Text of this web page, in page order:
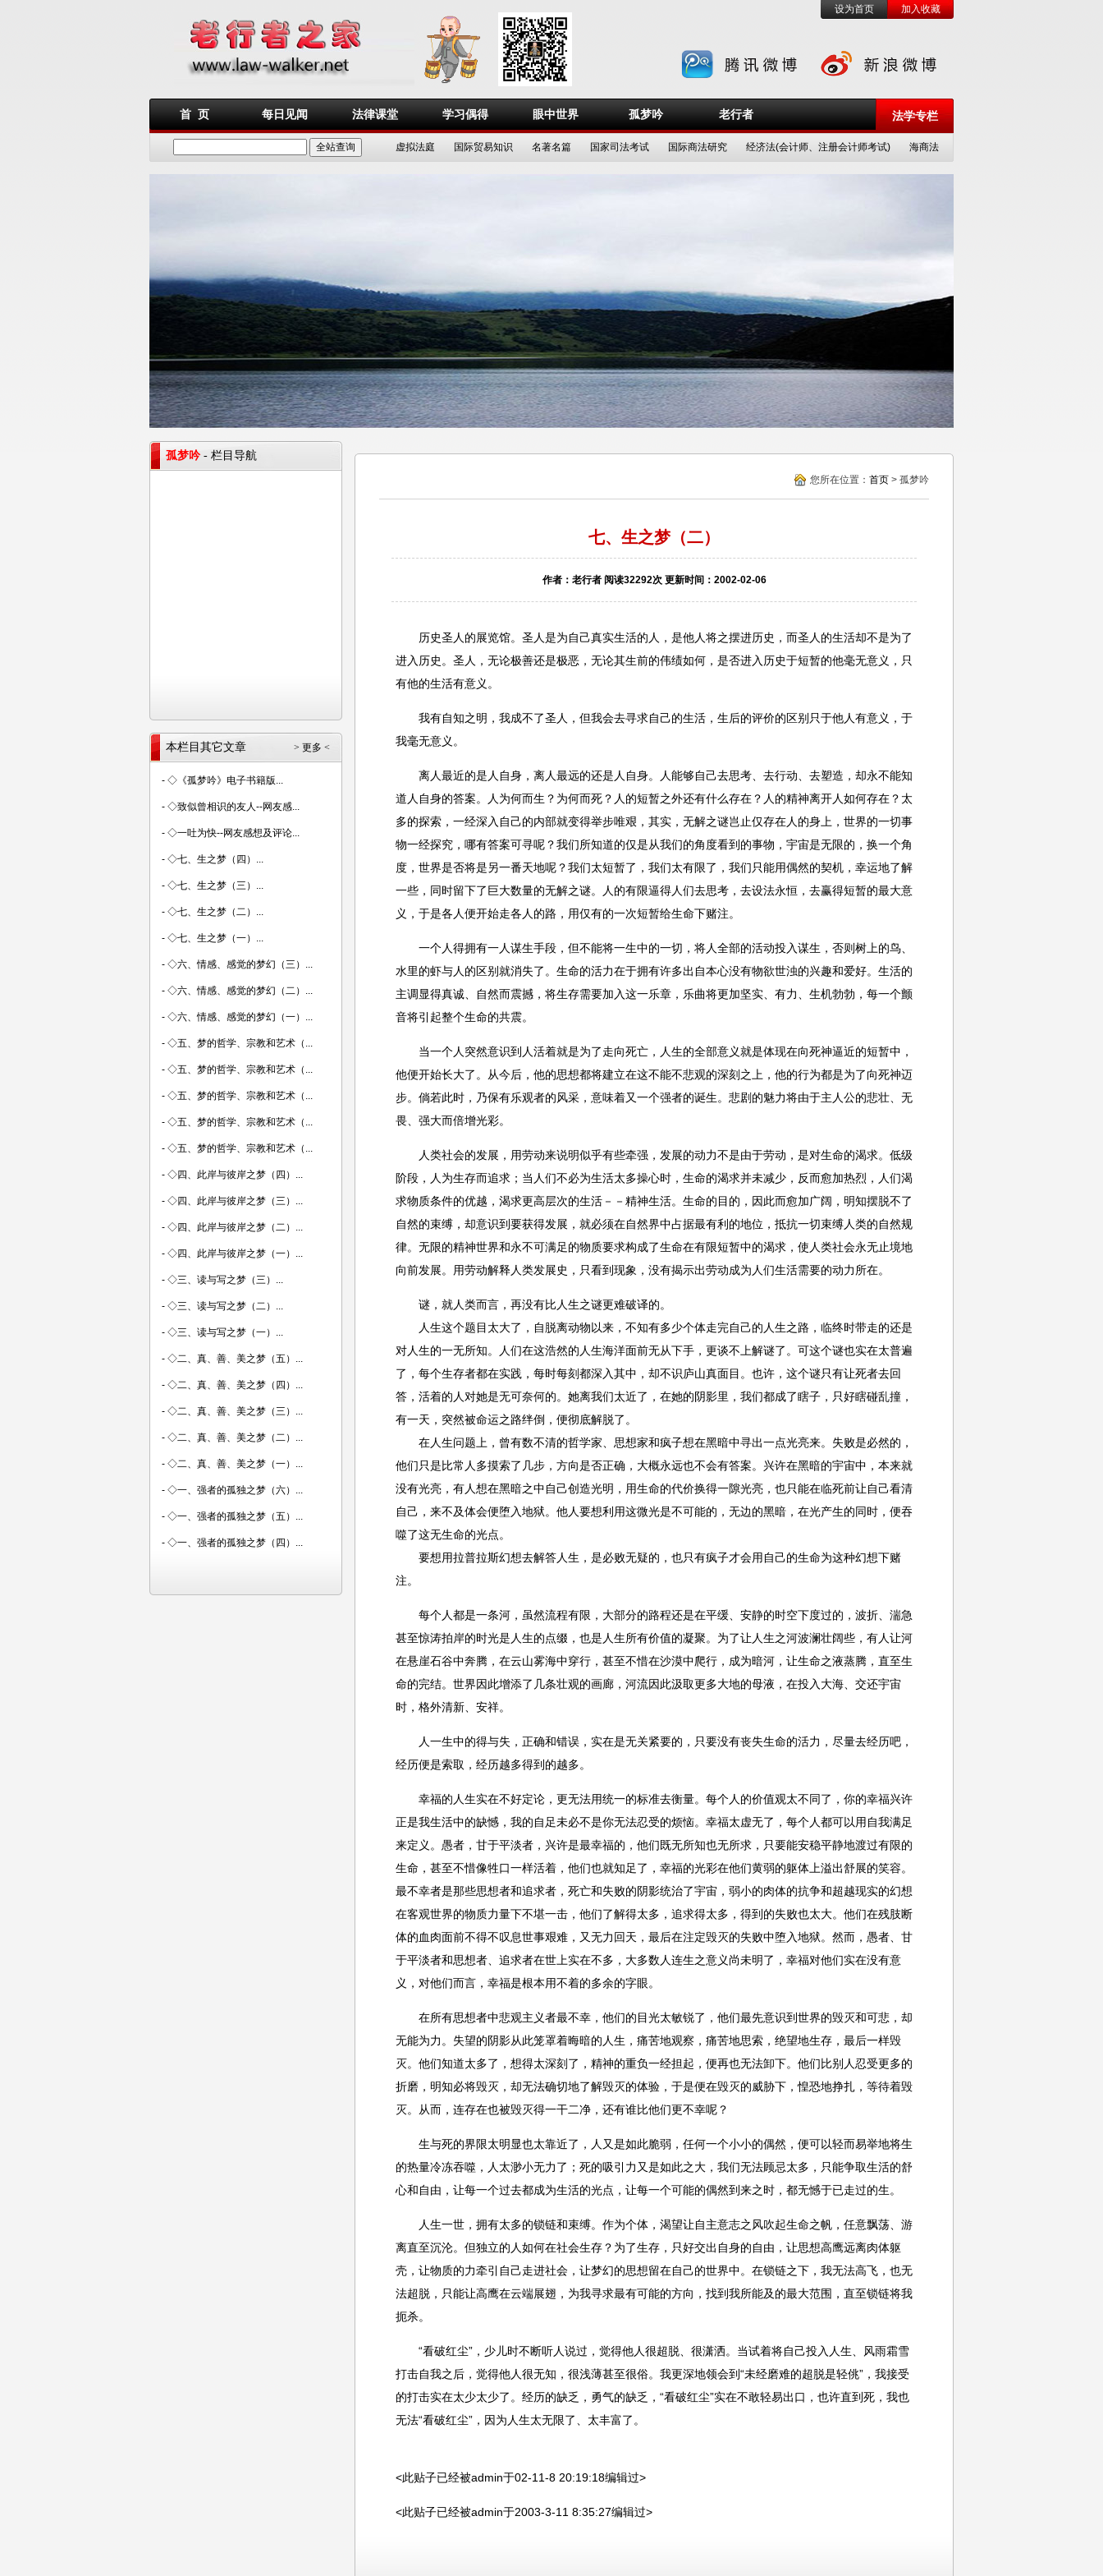
设为首页 加入收藏
首 页 每日见闻 法律课堂 学习偶得 眼中世界 孤梦吟 老行者 法学专栏
虚拟法庭 国际贸易知识 名著名篇 国家司法考试 国际商法研究 经济法(会计师、注册会计师考试) 海商法
您所在位置： 首页 > 孤梦吟
七、生之梦（二）
作者：老行者 阅读32292次 更新时间：2002-02-06
历史圣人的展览馆。圣人是为自己真实生活的人，是他人将之摆进历史，而圣人的生活却不是为了
进入历史。圣人，无论极善还是极恶，无论其生前的伟绩如何，是否进入历史于短暂的他毫无意义，只
有他的生活有意义。
我有自知之明，我成不了圣人，但我会去寻求自己的生活，生后的评价的区别只于他人有意义，于
我毫无意义。
离人最近的是人自身，离人最远的还是人自身。人能够自己去思考、去行动、去塑造，却永不能知
道人自身的答案。人为何而生？为何而死？人的短暂之外还有什么存在？人的精神离开人如何存在？太
多的探索，一经深入自己的内部就变得举步唯艰，其实，无解之谜岂止仅存在人的身上，世界的一切事
物一经探究，哪有答案可寻呢？我们所知道的仅是从我们的角度看到的事物，宇宙是无限的，换一个角
度，世界是否将是另一番天地呢？我们太短暂了，我们太有限了，我们只能用偶然的契机，幸运地了解
一些，同时留下了巨大数量的无解之谜。人的有限逼得人们去思考，去设法永恒，去赢得短暂的最大意
义，于是各人便开始走各人的路，用仅有的一次短暂给生命下赌注。
一个人得拥有一人谋生手段，但不能将一生中的一切，将人全部的活动投入谋生，否则树上的鸟、
水里的虾与人的区别就消失了。生命的活力在于拥有许多出自本心没有物欲世浊的兴趣和爱好。生活的
主调显得真诚、自然而震撼，将生存需要加入这一乐章，乐曲将更加坚实、有力、生机勃勃，每一个颤
音将引起整个生命的共震。
当一个人突然意识到人活着就是为了走向死亡，人生的全部意义就是体现在向死神逼近的短暂中，
他便开始长大了。从今后，他的思想都将建立在这不能不悲观的深刻之上，他的行为都是为了向死神迈
步。倘若此时，乃保有乐观者的风采，意味着又一个强者的诞生。悲剧的魅力将由于主人公的悲壮、无
畏、强大而倍增光彩。
人类社会的发展，用劳动来说明似乎有些牵强，发展的动力不是由于劳动，是对生命的渴求。低级
阶段，人为生存而追求；当人们不必为生活太多操心时，生命的渴求并未减少，反而愈加热烈，人们渴
求物质条件的优越，渴求更高层次的生活－－精神生活。生命的目的，因此而愈加广阔，明知摆脱不了
自然的束缚，却意识到要获得发展，就必须在自然界中占据最有利的地位，抵抗一切束缚人类的自然规
律。无限的精神世界和永不可满足的物质要求构成了生命在有限短暂中的渴求，使人类社会永无止境地
向前发展。用劳动解释人类发展史，只看到现象，没有揭示出劳动成为人们生活需要的动力所在。
谜，就人类而言，再没有比人生之谜更难破译的。
人生这个题目太大了，自脱离动物以来，不知有多少个体走完自己的人生之路，临终时带走的还是
对人生的一无所知。人们在这浩然的人生海洋面前无从下手，更谈不上解谜了。可这个谜也实在太普遍
了，每个生存者都在实践，每时每刻都深入其中，却不识庐山真面目。也许，这个谜只有让死者去回
答，活着的人对她是无可奈何的。她离我们太近了，在她的阴影里，我们都成了瞎子，只好瞎碰乱撞，
有一天，突然被命运之路绊倒，便彻底解脱了。
在人生问题上，曾有数不清的哲学家、思想家和疯子想在黑暗中寻出一点光亮来。失败是必然的，
他们只是比常人多摸索了几步，方向是否正确，大概永远也不会有答案。兴许在黑暗的宇宙中，本来就
没有光亮，有人想在黑暗之中自己创造光明，用生命的代价换得一隙光亮，也只能在临死前让自己看清
自己，来不及体会便堕入地狱。他人要想利用这微光是不可能的，无边的黑暗，在光产生的同时，便吞
噬了这无生命的光点。
要想用拉普拉斯幻想去解答人生，是必败无疑的，也只有疯子才会用自己的生命为这种幻想下赌
注。
每个人都是一条河，虽然流程有限，大部分的路程还是在平缓、安静的时空下度过的，波折、湍急
甚至惊涛拍岸的时光是人生的点缀，也是人生所有价值的凝聚。为了让人生之河波澜壮阔些，有人让河
在悬崖石谷中奔腾，在云山雾海中穿行，甚至不惜在沙漠中爬行，成为暗河，让生命之液蒸腾，直至生
命的完结。世界因此增添了几条壮观的画廊，河流因此汲取更多大地的母液，在投入大海、交还宇宙
时，格外清新、安祥。
人一生中的得与失，正确和错误，实在是无关紧要的，只要没有丧失生命的活力，尽量去经历吧，
经历便是索取，经历越多得到的越多。
幸福的人生实在不好定论，更无法用统一的标准去衡量。每个人的价值观太不同了，你的幸福兴许
正是我生活中的缺憾，我的自足未必不是你无法忍受的烦恼。幸福太虚无了，每个人都可以用自我满足
来定义。愚者，甘于平淡者，兴许是最幸福的，他们既无所知也无所求，只要能安稳平静地渡过有限的
生命，甚至不惜像牲口一样活着，他们也就知足了，幸福的光彩在他们黄弱的躯体上溢出舒展的笑容。
最不幸者是那些思想者和追求者，死亡和失败的阴影统治了宇宙，弱小的肉体的抗争和超越现实的幻想
在客观世界的物质力量下不堪一击，他们了解得太多，追求得太多，得到的失败也太大。他们在残肢断
体的血肉面前不得不叹息世事艰难，又无力回天，最后在注定毁灭的失败中堕入地狱。然而，愚者、甘
于平淡者和思想者、追求者在世上实在不多，大多数人连生之意义尚未明了，幸福对他们实在没有意
义，对他们而言，幸福是根本用不着的多余的字眼。
在所有思想者中悲观主义者最不幸，他们的目光太敏锐了，他们最先意识到世界的毁灭和可悲，却
无能为力。失望的阴影从此笼罩着晦暗的人生，痛苦地观察，痛苦地思索，绝望地生存，最后一样毁
灭。他们知道太多了，想得太深刻了，精神的重负一经担起，便再也无法卸下。他们比别人忍受更多的
折磨，明知必将毁灭，却无法确切地了解毁灭的体验，于是便在毁灭的威胁下，惶恐地挣扎，等待着毁
灭。从而，连存在也被毁灭得一干二净，还有谁比他们更不幸呢？
生与死的界限太明显也太靠近了，人又是如此脆弱，任何一个小小的偶然，便可以轻而易举地将生
的热量冷冻吞噬，人太渺小无力了；死的吸引力又是如此之大，我们无法顾忌太多，只能争取生活的舒
心和自由，让每一个过去都成为生活的光点，让每一个可能的偶然到来之时，都无憾于已走过的生。
人生一世，拥有太多的锁链和束缚。作为个体，渴望让自主意志之风吹起生命之帆，任意飘荡、游
离直至沉沦。但独立的人如何在社会生存？为了生存，只好交出自身的自由，让思想高鹰远离肉体躯
壳，让物质的力牵引自己走进社会，让梦幻的思想留在自己的世界中。在锁链之下，我无法高飞，也无
法超脱，只能让高鹰在云端展翅，为我寻求最有可能的方向，找到我所能及的最大范围，直至锁链将我
扼杀。
“看破红尘”，少儿时不断听人说过，觉得他人很超脱、很潇洒。当试着将自己投入人生、风雨霜雪
打击自我之后，觉得他人很无知，很浅薄甚至很俗。我更深地领会到“未经磨难的超脱是轻佻”，我接受
的打击实在太少太少了。经历的缺乏，勇气的缺乏，“看破红尘”实在不敢轻易出口，也许直到死，我也
无法“看破红尘”，因为人生太无限了、太丰富了。
<此贴子已经被admin于02-11-8 20:19:18编辑过>
<此贴子已经被admin于2003-3-11 8:35:27编辑过>
孤梦吟- 栏目导航
> 更多 <
本栏目其它文章
- ◇《孤梦吟》电子书籍版...
- ◇致似曾相识的友人--网友感...
- ◇一吐为快--网友感想及评论...
- ◇七、生之梦（四）...
- ◇七、生之梦（三）...
- ◇七、生之梦（二）...
- ◇七、生之梦（一）...
- ◇六、情感、感觉的梦幻（三）...
- ◇六、情感、感觉的梦幻（二）...
- ◇六、情感、感觉的梦幻（一）...
- ◇五、梦的哲学、宗教和艺术（...
- ◇五、梦的哲学、宗教和艺术（...
- ◇五、梦的哲学、宗教和艺术（...
- ◇五、梦的哲学、宗教和艺术（...
- ◇五、梦的哲学、宗教和艺术（...
- ◇四、此岸与彼岸之梦（四）...
- ◇四、此岸与彼岸之梦（三）...
- ◇四、此岸与彼岸之梦（二）...
- ◇四、此岸与彼岸之梦（一）...
- ◇三、读与写之梦（三）...
- ◇三、读与写之梦（二）...
- ◇三、读与写之梦（一）...
- ◇二、真、善、美之梦（五）...
- ◇二、真、善、美之梦（四）...
- ◇二、真、善、美之梦（三）...
- ◇二、真、善、美之梦（二）...
- ◇二、真、善、美之梦（一）...
- ◇一、强者的孤独之梦（六）...
- ◇一、强者的孤独之梦（五）...
- ◇一、强者的孤独之梦（四）...